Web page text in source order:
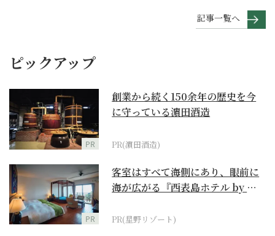
記事一覧へ
ピックアップ
PR
創業から続く150余年の歴史を今
に守っている濵田酒造
PR(濵田酒造)
PR
客室はすべて海側にあり、眼前に
海が広がる『西表島ホテル by 星
PR(星野リゾート)